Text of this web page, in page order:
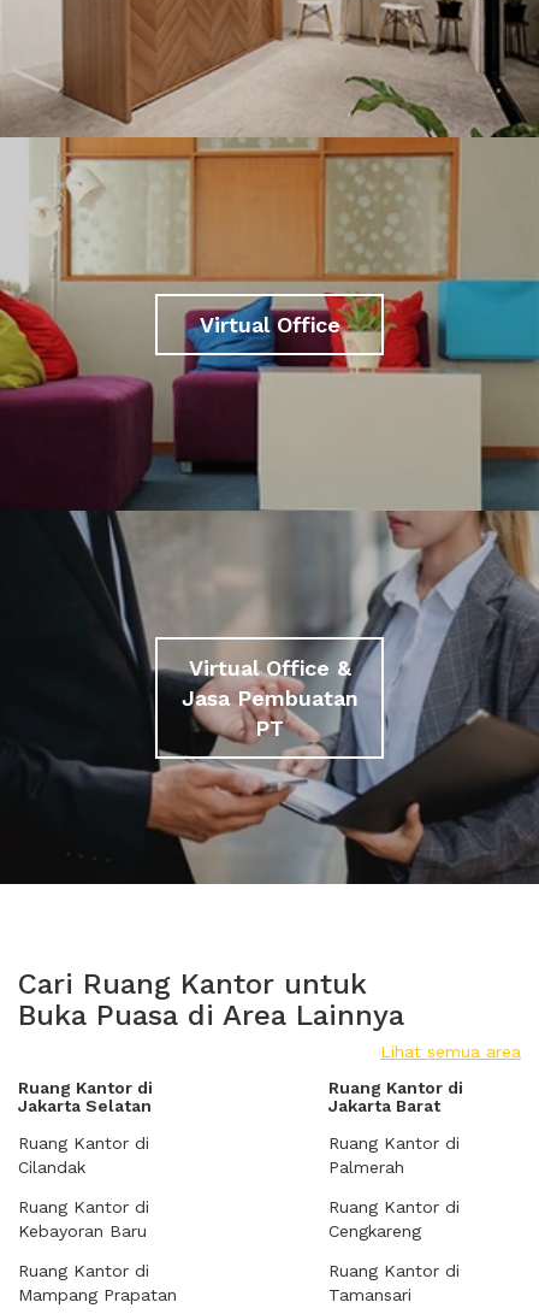
Virtual Office
Virtual Office &
Jasa Pembuatan
PT
Cari Ruang Kantor untuk
Buka Puasa di Area Lainnya
Lihat semua area
Ruang Kantor di
Jakarta Selatan
Ruang Kantor di
Cilandak
Ruang Kantor di
Kebayoran Baru
Ruang Kantor di
Mampang Prapatan
Ruang Kantor di
Jakarta Barat
Ruang Kantor di
Palmerah
Ruang Kantor di
Cengkareng
Ruang Kantor di
Tamansari